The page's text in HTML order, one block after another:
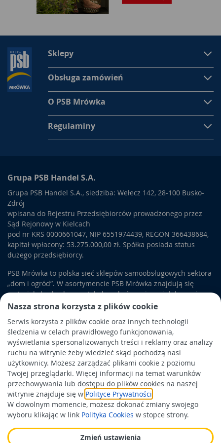
Nasza strona korzysta z plików cookie
Serwis korzysta z plików cookie oraz innych technologii
śledzenia w celach prawidłowego funkcjonowania,
wyświetlania spersonalizowanych treści i reklamy oraz analizy
ruchu na witrynie żeby wiedzieć skąd pochodzą nasi
użytkownicy. Możesz zarządzać plikami cookie z poziomu
Twojej przeglądarki. Więcej informacji na temat warunków
przechowywania lub dostępu do plików cookies na naszej
witrynie znajduje się w Polityce Prywatności
W dowolnym momencie, możesz dokonać zmiany swojego
wyboru klikając w link Polityka Cookies w stopce strony.
Zmień ustawienia
Sklepy
Obsługa zamówień
O PSB Mrówka
Regulaminy
Grupa PSB Handel S.A.
Grupa PSB Handel S.A., siedziba: Wełecz 142, 28-100 Busko-
Zdrój
wpisana do Rejestru Przedsiębiorców prowadzonego przez
Sąd Rejonowy w Kielcach
pod nr KRS 0000661047, NIP 6551974439, REGON 366438684,
kapitał wpłacony: 53.275.000,00 zł. Spółka posiada status
dużego przedsiębiorcy.
PSB Mrówka to polska sieć sklepów samoobsługowych sektora
„dom i ogród”. W asortymencie PSB Mrówka znajdują się
materiały budowlane, artykuły wykończeniowe i dekoracyjne,
wyposażenie łazienek i kuchni, elektronarzędzia, a także
artykuły związane z ogrodem i otoczeniem domu.
Obowiązek informacyjny
Polityka prywatności
Polityka Cookies
Odbiór zużytego sprzętu
Wspierają nas: